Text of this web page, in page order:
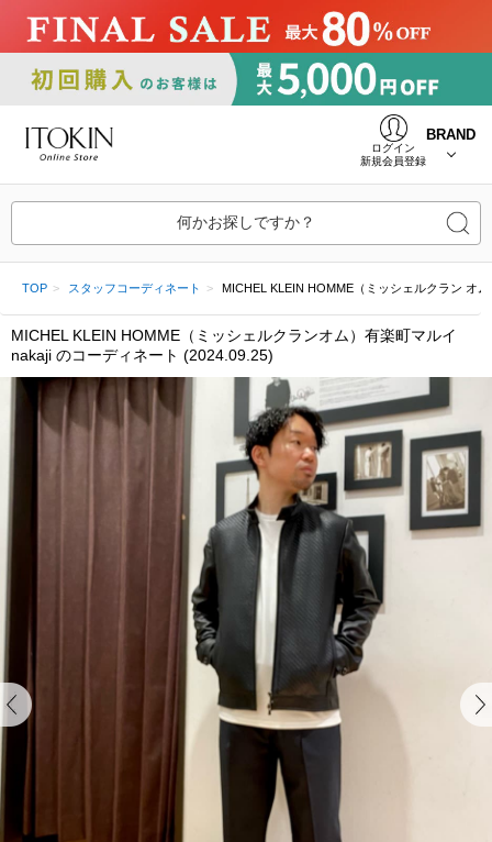
ログイン
新規会員登録
BRAND
何かお探しですか？
TOP スタッフコーディネート MICHEL KLEIN HOMME（ミッシェルクラン オ
MICHEL KLEIN HOMME（ミッシェルクランオム）有楽町マルイ
nakaji のコーディネート (2024.09.25)